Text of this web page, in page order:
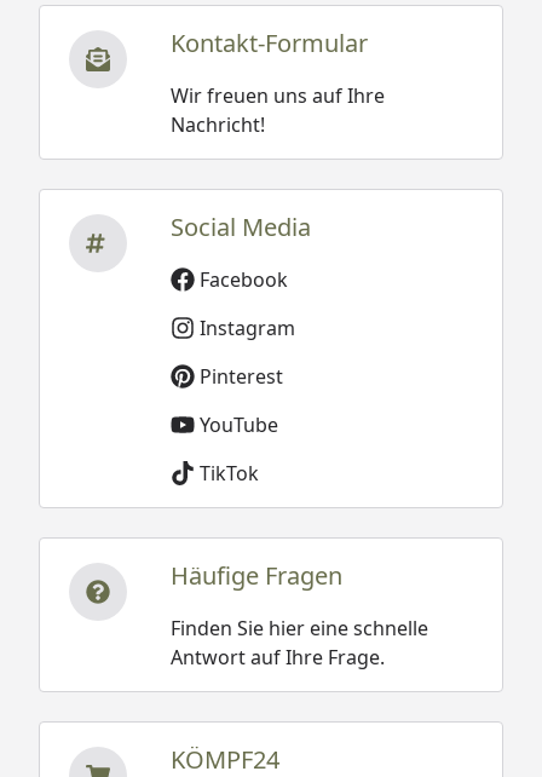
Kontakt-Formular
Wir freuen uns auf Ihre
Nachricht!
Social Media
Facebook
Instagram
Pinterest
YouTube
TikTok
Häufige Fragen
Finden Sie hier eine schnelle
Antwort auf Ihre Frage.
KÖMPF24